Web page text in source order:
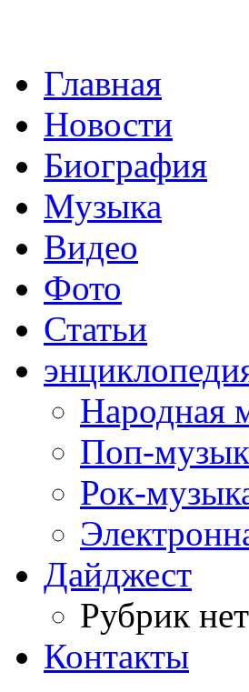
Главная
Новости
Биография
Музыка
Видео
Фото
Статьи
Народная
Поп-
Рок-
Дайджест
Рубрик нет
Контакты